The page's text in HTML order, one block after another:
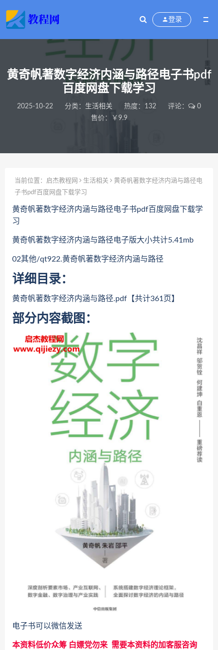
登录
黄奇帆著数字经济内涵与路径电子书pdf
百度网盘下载学习
2025-10-22 分类： 生活相关 热度：132 评论：
0
售价：￥9.9
当前位置： 启杰教程网 生活相关
黄奇帆著数字经济内涵与路径电
子书pdf百度网盘下载学习
黄奇帆著数字经济内涵与路径电子书pdf百度网盘下载学
习
黄奇帆著数字经济内涵与路径电子版大小共计5.41mb
02其他/qt922.黄奇帆著数字经济内涵与路径
详细目录：
黄奇帆著数字经济内涵与路径.pdf【共计361页】
部分内容截图：
电子书可以微信发送
本资料低价众筹 白嫖党勿来 需要本资料的加客服咨询